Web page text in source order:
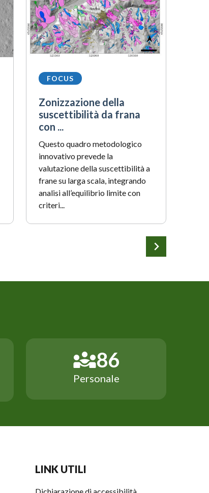
FOCUS
Zonizzazione della
suscettibilità da frana
con ...
Questo quadro metodologico
innovativo prevede la
valutazione della suscettibilità a
frane su larga scala, integrando
analisi all’equilibrio limite con
criteri...
148
Personale
LINK UTILI